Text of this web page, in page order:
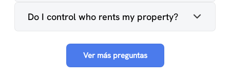
Do I control who rents my property?
Ver más preguntas